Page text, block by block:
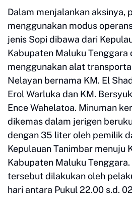
Dalam menjalankan aksinya,
menggunakan modus
jenis Sopi dibawa dari
Kabupaten Maluku Tenggara
menggunakan alat
Nelayan bernama KM. El
Erol Warluka dan KM.
Ence Wahelatoa. Minuman
dikemas dalam jerigen
dengan 35 liter oleh pemilik
Kepulauan Tanimbar menuju
Kabupaten Maluku
tersebut dilakukan oleh
hari antara Pukul 22.00 s.d.